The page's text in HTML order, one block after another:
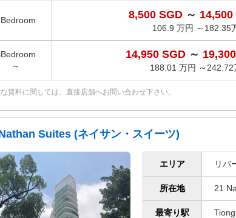
8,500 SGD ～ 14,500
106.9 万円 ～182.35
～
14,950 SGD ～
188.01 万円 ～242.72
賃料に関しては、直接店舗へお問い合わせ下さい。
Suites (ネイサン・スイーツ)
エリア リバ
所在地 21
最寄り駅